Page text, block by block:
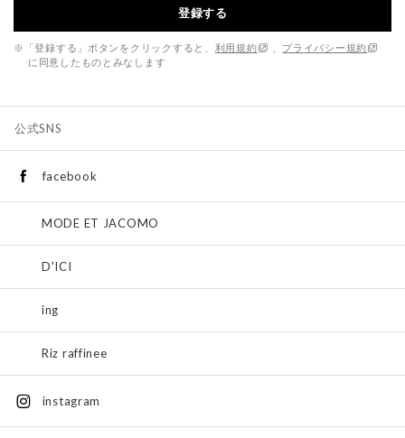
登録する
※「登録する」ボタンをクリックすると、 利用規約
プライバシー規約
に同意したものとみなします
公式SNS
facebook
MODE ET JACOMO
D'ICI
ing
Riz raffinee
instagram